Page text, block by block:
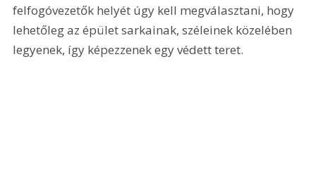
felfogóvezetők helyét úgy kell megválasztani, hogy
lehetőleg az épület sarkainak, széleinek közelében
legyenek, így képezzenek egy védett teret.